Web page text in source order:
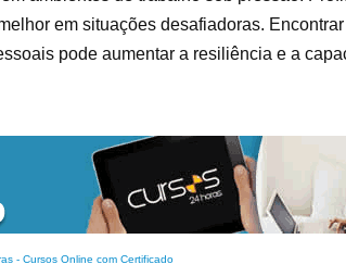
em situações desafiadoras.
pode aumentar a resiliência e a
- Cursos Online com Certificado